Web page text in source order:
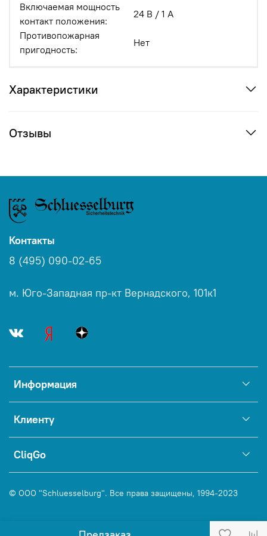
Включаемая мощность
контакт положения:
24 В / 1 A
Противопожарная
пригодность:
Нет
Характеристики
Отзывы
Информация
Клиенту
CliqGo
Контакты
8 (495) 090-02-65
м. Юго-Западная пр-кт Вернадского, 101к1
© ООО "Schluesselburg". Все права защищены, 1994-2023